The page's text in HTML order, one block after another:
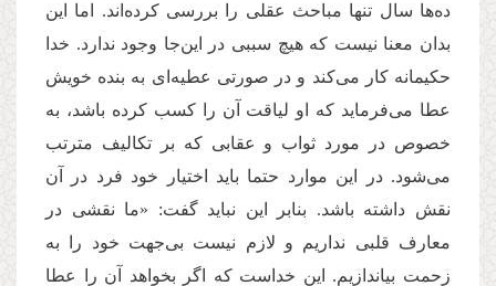
ده‌ها سال تنها مباحث عقلی را بررسی کرده‌اند. اما این
بدان معنا نیست که هیچ سببی در این‌جا وجود ندارد. خدا
حکیمانه کار می‌کند و در صورتی عطیه‌ای به بنده خویش
عطا می‌فرماید که او لیاقت آن را کسب کرده باشد، به
خصوص در مورد ثواب و عقابی که بر تکالیف مترتب
می‌شود. در این موارد حتما باید اختیار خود فرد در آن
نقش داشته باشد. بنابر این نباید گفت: «ما نقشی در
معارف قلبی نداریم و لازم نیست بی‌جهت خود را به
زحمت بیاندازیم. این خداست که اگر بخواهد آن را عطا